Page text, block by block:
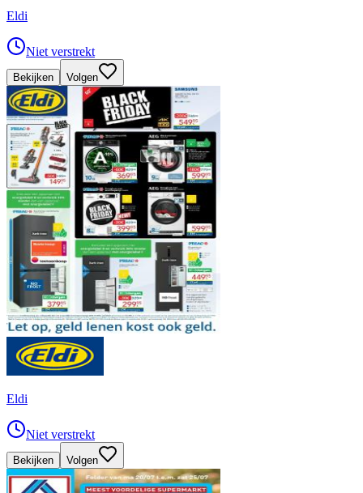
Eldi
Niet verstrekt
Bekijken Volgen
Eldi
Niet verstrekt
Bekijken Volgen